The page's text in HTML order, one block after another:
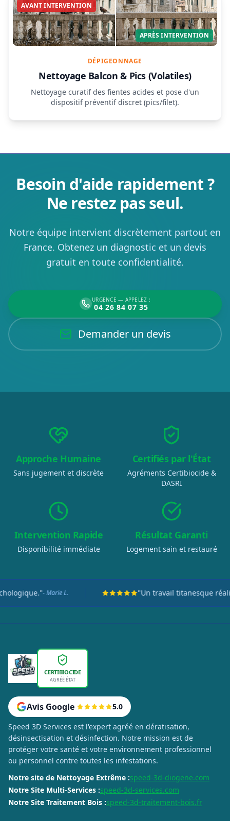
AVANT INTERVENTION
APRÈS INTERVENTION
DÉPIGEONNAGE
Nettoyage Balcon & Pics (Volatiles)
Nettoyage curatif des fientes acides et pose d'un
dispositif préventif discret (pics/filet).
Besoin d'aide rapidement ?
Ne restez pas seul.
Notre équipe intervient discrètement partout en
France. Obtenez un diagnostic et un devis
gratuit en toute confidentialité.
URGENCE — APPELEZ :
04 26 84 07 35
Demander un devis
Approche Humaine
Sans jugement et discrète
Certifiés par l'État
Agréments Certibiocide &
DASRI
Intervention Rapide
Disponibilité immédiate
Résultat Garanti
Logement sain et restauré
"Un travail titanesque réalisé en seulement deux
CERTIBIOCIDE
AGRÉÉ ÉTAT
Avis Google 5.0
Speed 3D Services est l'expert agréé en dératisation,
désinsectisation et désinfection. Notre mission est de
protéger votre santé et votre environnement professionnel
ou personnel contre toutes les infestations.
Notre site de Nettoyage Extrême :speed-3d-diogene.com
Notre Site Multi-Services :speed-3d-services.com
Notre Site Traitement Bois :speed-3d-traitement-bois.fr